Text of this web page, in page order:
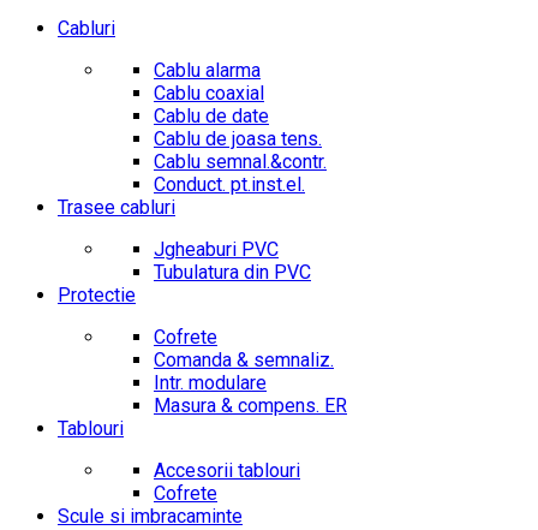
Cabluri
Cablu alarma
Cablu coaxial
Cablu de date
Cablu de joasa tens.
Cablu semnal.&contr.
Conduct. pt.inst.el.
Trasee cabluri
Jgheaburi PVC
Tubulatura din PVC
Protectie
Cofrete
Comanda & semnaliz.
Intr. modulare
Masura & compens. ER
Tablouri
Accesorii tablouri
Cofrete
Scule si imbracaminte